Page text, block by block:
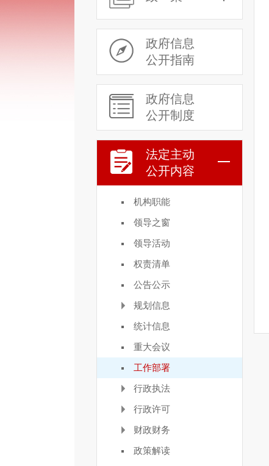
政府信息
公开指南
政府信息
公开制度
法定主动
公开内容
机构职能
领导之窗
领导活动
权责清单
公告公示
规划信息
统计信息
重大会议
工作部署
行政执法
行政许可
财政财务
政策解读